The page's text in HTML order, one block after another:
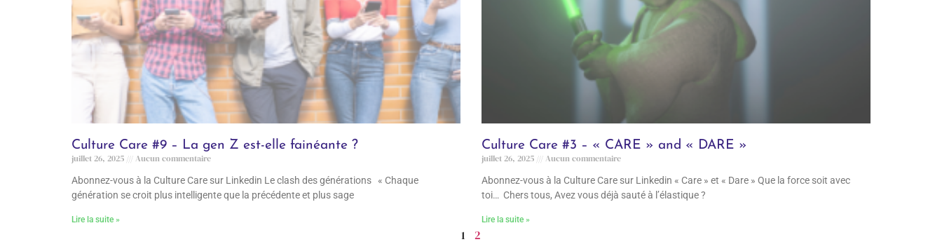
Culture Care #9 – La gen Z est-elle fainéante ?
juillet 26, 2025
Aucun commentaire
Abonnez-vous à la Culture Care sur Linkedin Le clash des générations « Chaque
génération se croit plus intelligente que la précédente et plus sage
Lire la suite »
Culture Care #3 – « CARE » and « DARE »
juillet 26, 2025
Aucun commentaire
Abonnez-vous à la Culture Care sur Linkedin « Care » et « Dare » Que la force soit avec
toi… Chers tous, Avez vous déjà sauté à l’élastique ?
Lire la suite »
1 2